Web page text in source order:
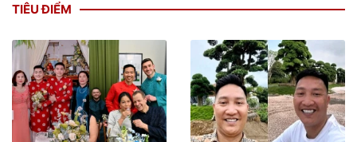
TIÊU ĐIỂM